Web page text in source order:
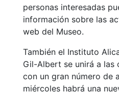
personas interesadas
información sobre las
web del Museo.
También el Instituto
Gil-Albert se unirá a las
con un gran número de
miércoles habrá una